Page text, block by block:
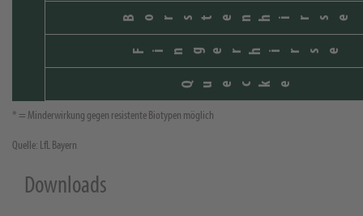
Quecke
Fingerhirse
Borstenhirse
* = Minderwirkung gegen resistente Biotypen möglich
Quelle: LfL Bayern
Downloads